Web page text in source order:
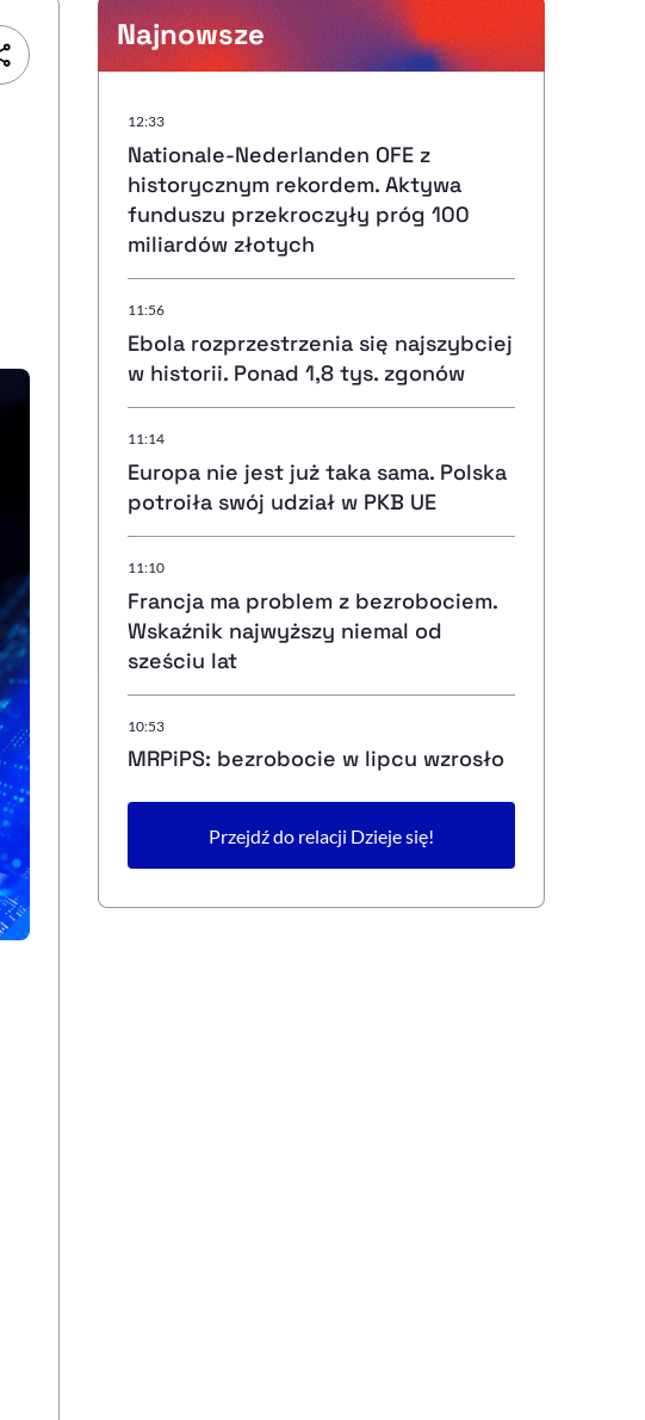
Ułatwienia dostępności wspierają:
Sprawdź, jak i dlaczego zwiększamy dostępność, otwiera się w nowym
Deklaracja dostępności
Najnowsze
12:33
Nationale-Nederlanden OFE z
historycznym rekordem. Aktywa
funduszu przekroczyły próg 100
miliardów złotych
11:56
Ebola rozprzestrzenia się najszybciej
w historii. Ponad 1,8 tys. zgonów
11:14
Europa nie jest już taka sama. Polska
potroiła swój udział w PKB UE
11:10
Francja ma problem z bezrobociem.
Wskaźnik najwyższy niemal od
sześciu lat
10:53
MRPiPS: bezrobocie w lipcu wzrosło
Przejdź do relacji Dzieje się!